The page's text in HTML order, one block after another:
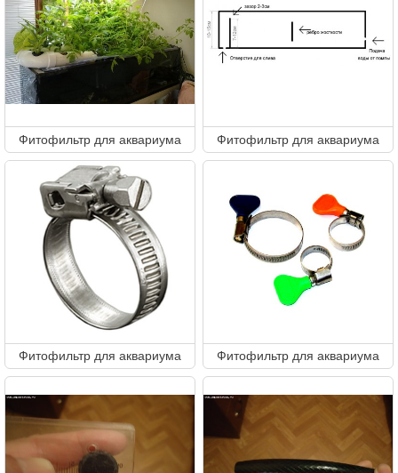
Фитофильтр для аквариума Фитофильтр для аквариума
Фитофильтр для аквариума Фитофильтр для аквариума